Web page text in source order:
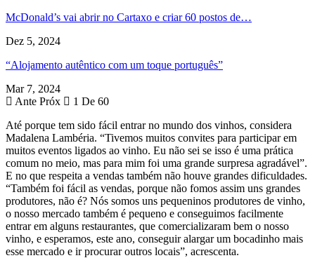
McDonald’s vai abrir no Cartaxo e criar 60 postos de…
Dez 5, 2024
“Alojamento autêntico com um toque português”
Mar 7, 2024
Ante Próx
1 De 60
Até porque tem sido fácil entrar no mundo dos vinhos, considera
Madalena Lambéria. “Tivemos muitos convites para participar em
muitos eventos ligados ao vinho. Eu não sei se isso é uma prática
comum no meio, mas para mim foi uma grande surpresa agradável”.
E no que respeita a vendas também não houve grandes dificuldades.
“Também foi fácil as vendas, porque não fomos assim uns grandes
produtores, não é? Nós somos uns pequeninos produtores de vinho,
o nosso mercado também é pequeno e conseguimos facilmente
entrar em alguns restaurantes, que comercializaram bem o nosso
vinho, e esperamos, este ano, conseguir alargar um bocadinho mais
esse mercado e ir procurar outros locais”, acrescenta.